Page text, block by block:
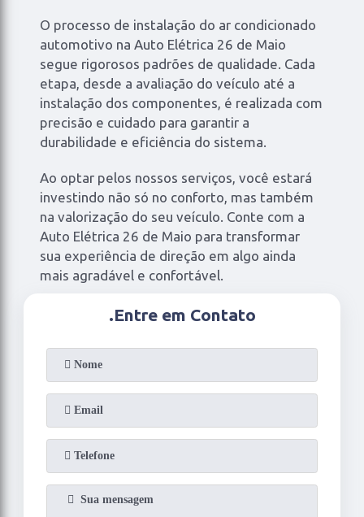
O processo de instalação do ar condicionado
automotivo na Auto Elétrica 26 de Maio
segue rigorosos padrões de qualidade. Cada
etapa, desde a avaliação do veículo até a
instalação dos componentes, é realizada com
precisão e cuidado para garantir a
durabilidade e eficiência do sistema.
Ao optar pelos nossos serviços, você estará
investindo não só no conforto, mas também
na valorização do seu veículo. Conte com a
Auto Elétrica 26 de Maio para transformar
sua experiência de direção em algo ainda
mais agradável e confortável.
.Entre em Contato